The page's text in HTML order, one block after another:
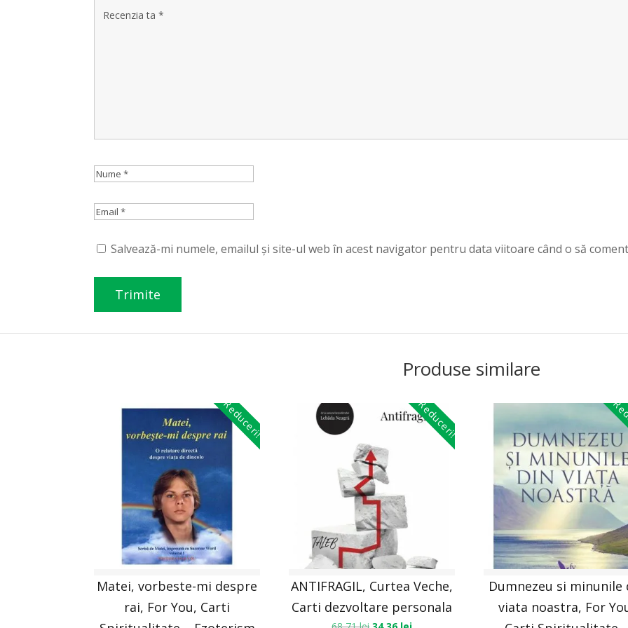
Salvează-mi numele, emailul și site-ul web în acest navigator pentru data viitoare când o să
Produse similare
Reduceri!
Matei, vorbeste-mi despre
rai, For You, Carti
Reduceri!
ANTIFRAGIL, Curtea Veche,
Carti dezvoltare personala
Dumnezeu si minunile
viata noastra, For